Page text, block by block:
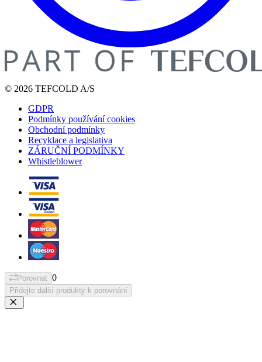
© 2026 TEFCOLD A/S
GDPR
Podmínky používání cookies
Obchodní podmínky
Recyklace a legislativa
ZÁRUČNÍ PODMÍNKY
Whistleblower
Porovnat 0
Přidejte další produkty k porovnání